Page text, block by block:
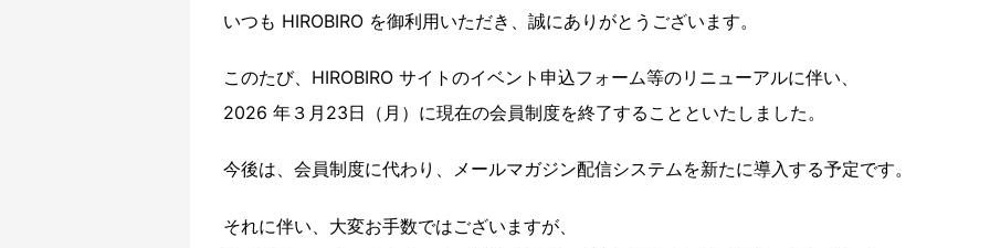
いつも HIROBIRO を御利用いただき、誠にありがとうございます。
このたび、HIROBIRO サイトのイベント申込フォーム等のリニューアルに伴い、
2026 年３月23日（月）に現在の会員制度を終了することといたしました。
今後は、会員制度に代わり、メールマガジン配信システムを新たに導入する予定です。
それに伴い、大変お手数ではございますが、